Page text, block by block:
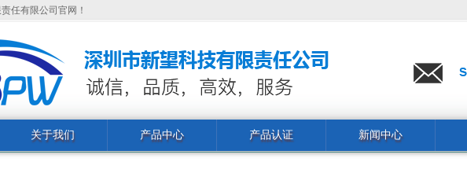
任有限公司官网！
关于我们 产品中心 产品认证 新闻中心